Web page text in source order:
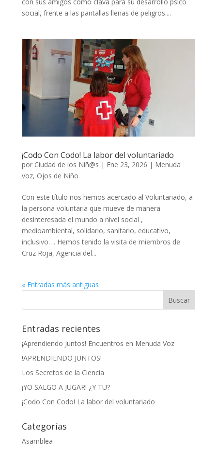
social, frente a las pantallas llenas de peligros....
¡Codo Con Codo! La labor del voluntariado
por Ciudad de los Niñ@s | Ene 23, 2026 | Menuda
voz, Ojos de Niño
Con este título nos hemos acercado al Voluntariado, a
la persona voluntaria que mueve de manera
desinteresada el mundo a nivel social ,
medioambiental, solidario, sanitario, educativo,
inclusivo…. Hemos tenido la visita de miembros de
Cruz Roja, Agencia del...
« Entradas más antiguas
Entradas recientes
¡Aprendiendo Juntos! Encuentros en Menuda Voz
!APRENDIENDO JUNTOS!
Los Secretos de la Ciencia
¡YO SALGO A JUGAR! ¿Y TU?
¡Codo Con Codo! La labor del voluntariado
Categorías
Asamblea